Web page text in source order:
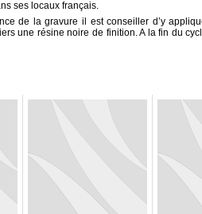
ses locaux français.
de la gravure il est conseiller d’y
une résine noire de finition. A la fin du